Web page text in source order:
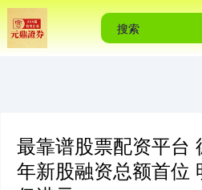
最靠谱股票配资平台
年新股融资总额首位